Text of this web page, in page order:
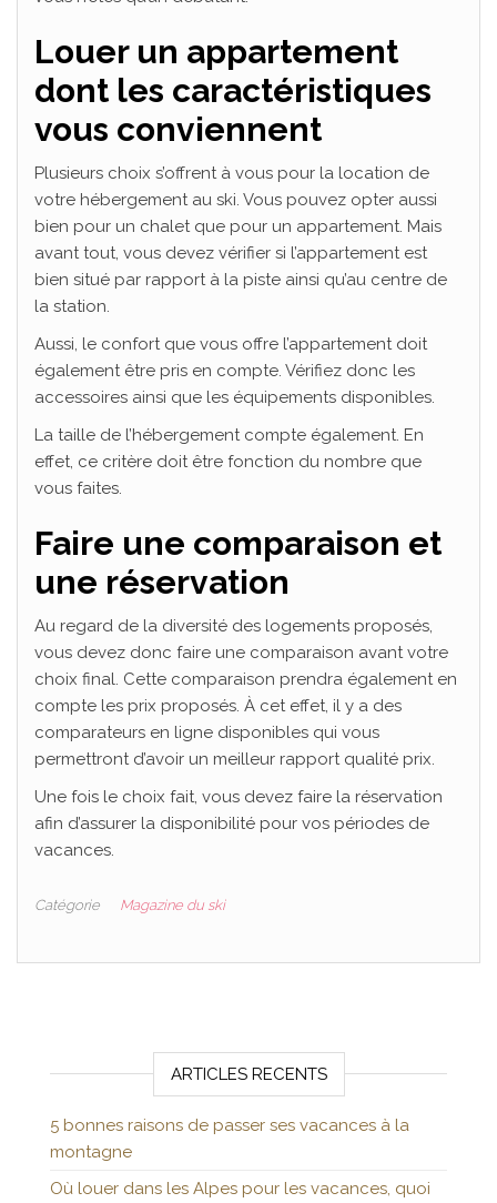
Louer un appartement
dont les caractéristiques
vous conviennent
Plusieurs choix s’offrent à vous pour la location de
votre hébergement au ski. Vous pouvez opter aussi
bien pour un chalet que pour un appartement. Mais
avant tout, vous devez vérifier si l’appartement est
bien situé par rapport à la piste ainsi qu’au centre de
la station.
Aussi, le confort que vous offre l’appartement doit
également être pris en compte. Vérifiez donc les
accessoires ainsi que les équipements disponibles.
La taille de l’hébergement compte également. En
effet, ce critère doit être fonction du nombre que
vous faites.
Faire une comparaison et
une réservation
Au regard de la diversité des logements proposés,
vous devez donc faire une comparaison avant votre
choix final. Cette comparaison prendra également en
compte les prix proposés. À cet effet, il y a des
comparateurs en ligne disponibles qui vous
permettront d’avoir un meilleur rapport qualité prix.
Une fois le choix fait, vous devez faire la réservation
afin d’assurer la disponibilité pour vos périodes de
vacances.
Catégorie Magazine du ski
ARTICLES RECENTS
5 bonnes raisons de passer ses vacances à la
montagne
Où louer dans les Alpes pour les vacances, quoi